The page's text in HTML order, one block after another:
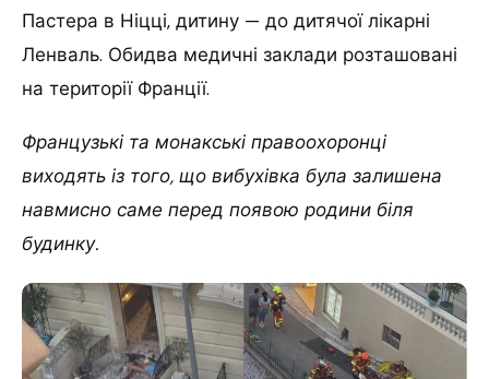
Пастера в Ніцці, дитину — до дитячої лікарні
Ленваль. Обидва медичні заклади розташовані
на території Франції.
Французькі та монакські правоохоронці
виходять із того, що вибухівка була залишена
навмисно саме перед появою родини біля
будинку.